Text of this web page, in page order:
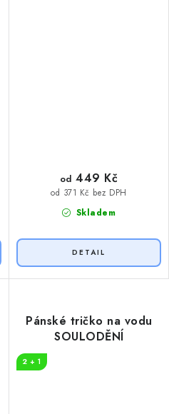
Skladem
od 371 Kč bez DPH
od 449 Kč
Pánské tričko na vodu
SOULODĚNÍ
2 + 1